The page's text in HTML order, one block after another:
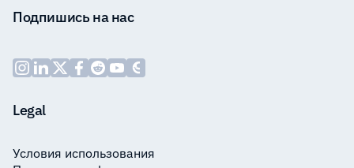
Подпишись на нас
Legal
Условия использования